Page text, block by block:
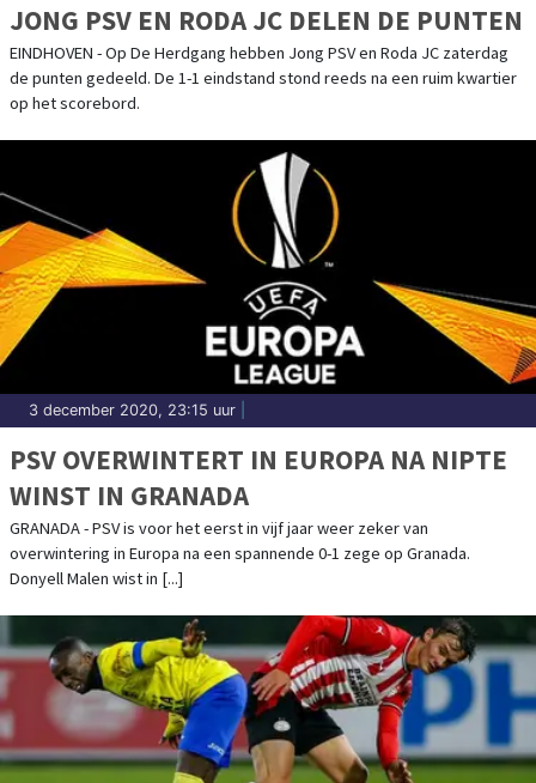
JONG PSV EN RODA JC DELEN DE PUNTEN
EINDHOVEN - Op De Herdgang hebben Jong PSV en Roda JC zaterdag
de punten gedeeld. De 1-1 eindstand stond reeds na een ruim kwartier
op het scorebord.
3 december 2020, 23:15 uur
PSV OVERWINTERT IN EUROPA NA NIPTE
WINST IN GRANADA
GRANADA - PSV is voor het eerst in vijf jaar weer zeker van
overwintering in Europa na een spannende 0-1 zege op Granada.
Donyell Malen wist in [...]